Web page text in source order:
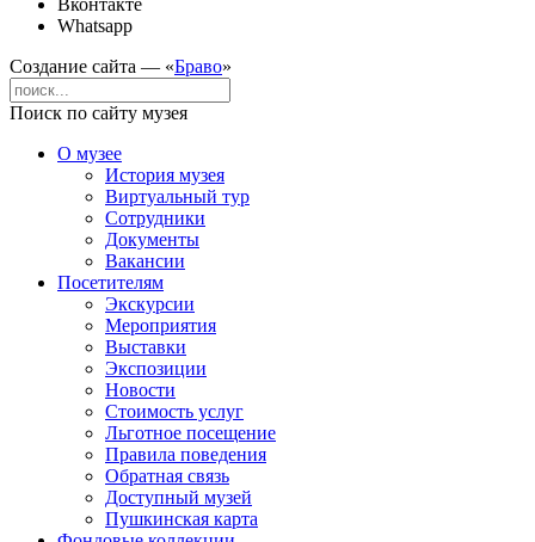
Вконтакте
Whatsapp
Создание сайта — «Браво»
Поиск по сайту музея
О музее
История музея
Виртуальный тур
Сотрудники
Документы
Вакансии
Посетителям
Экскурсии
Мероприятия
Выставки
Экспозиции
Новости
Стоимость услуг
Льготное посещение
Правила поведения
Обратная связь
Доступный музей
Пушкинская карта